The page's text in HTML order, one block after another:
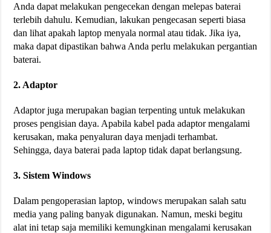
Anda dapat melakukan pengecekan dengan melepas baterai
terlebih dahulu. Kemudian, lakukan pengecasan seperti biasa
dan lihat apakah laptop menyala normal atau tidak. Jika iya,
maka dapat dipastikan bahwa Anda perlu melakukan pergantian
baterai.
2. Adaptor
Adaptor juga merupakan bagian terpenting untuk melakukan
proses pengisian daya. Apabila kabel pada adaptor mengalami
kerusakan, maka penyaluran daya menjadi terhambat.
Sehingga, daya baterai pada laptop tidak dapat berlangsung.
3. Sistem Windows
Dalam pengoperasian laptop, windows merupakan salah satu
media yang paling banyak digunakan. Namun, meski begitu
alat ini tetap saja memiliki kemungkinan mengalami kerusakan